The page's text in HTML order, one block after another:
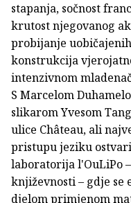
stapanja, sočnost
krutost njegovanog
probijanje
konstrukcija
intenzivnom
S Marcelom
slikarom Yvesom
ulice Château, ali
pristupu jeziku
laboratorija l'OuLiPo
književnosti – gdje
djelom primjenom